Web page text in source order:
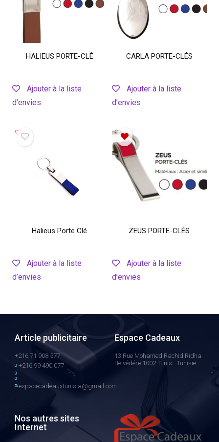
HALIEUS PORTE-CLÉ
Ajouter à la liste
d’envies
CARLA PORTE-CLÉS
Ajouter à la liste
d’envies
Halieus Porte Clé
Ajouter à la liste
d’envies
ZEUS PORTE-CLÉS
Ajouter à la liste
d’envies
Article publicitaire
+216 71 908 577
+216 99 490 077
espacecadeauxtunisia@gmail.com
Espace Cadeaux
13 Rue Mohamed Rachid Ridha
Belvédére 1002 Tunis - Tunisie
Nos autres sites
Internet